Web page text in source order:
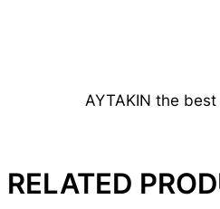
AYTAKIN the
RELATED